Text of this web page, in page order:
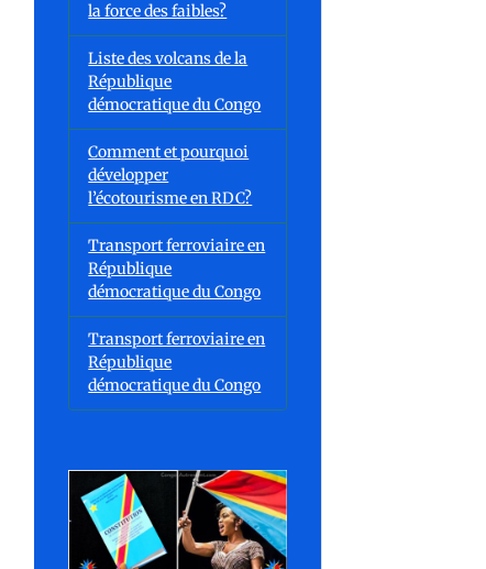
la force des faibles?
Liste des volcans de la
République
démocratique du Congo
Comment et pourquoi
développer
l’écotourisme en RDC?
Transport ferroviaire en
République
démocratique du Congo
Transport ferroviaire en
République
démocratique du Congo